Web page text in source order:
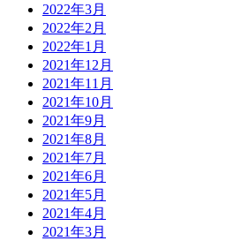
2022年3月
2022年2月
2022年1月
2021年12月
2021年11月
2021年10月
2021年9月
2021年8月
2021年7月
2021年6月
2021年5月
2021年4月
2021年3月